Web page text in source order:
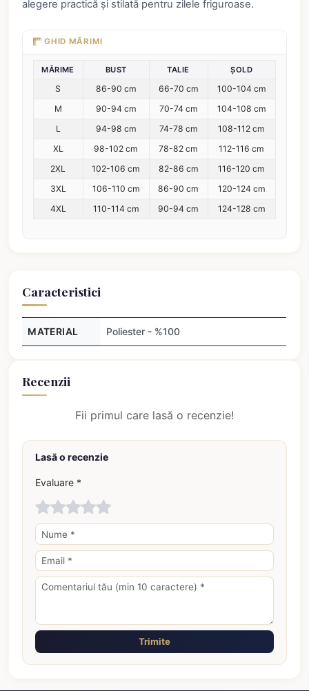
alegere practică și stilată pentru zilele friguroase.
GHID MĂRIMI
MĂRIME BUST TALIE ȘOLD
S 86-90 cm 66-70 cm
100-104 cm
M
90-94 cm 70-74 cm
104-108 cm
L
94-98 cm 74-78 cm
108-112 cm
XL
98-102 cm 78-82 cm
112-116 cm
2XL
102-106 cm 82-86 cm
116-120 cm
3XL
106-110 cm 86-90 cm
120-124 cm
4XL
110-114 cm 90-94 cm 124-128 cm
Caracteristici
MATERIAL Poliester - %100
Recenzii
Fii primul care lasă o recenzie!
Lasă o recenzie
Evaluare *
Trimite